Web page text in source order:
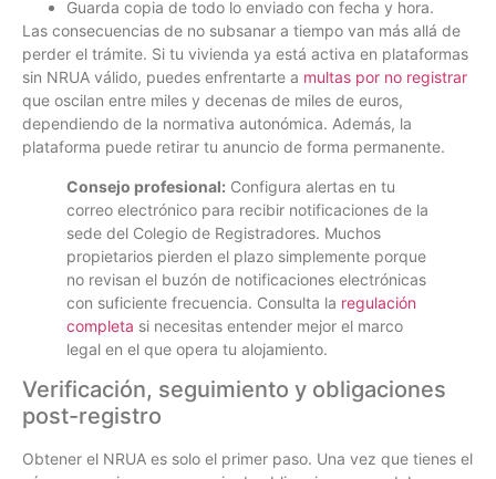
Guarda copia de todo lo enviado con fecha y hora.
Las consecuencias de no subsanar a tiempo van más allá de
perder el trámite. Si tu vivienda ya está activa en plataformas
sin NRUA válido, puedes enfrentarte a multas por no registrar
que oscilan entre miles y decenas de miles de euros,
dependiendo de la normativa autonómica. Además, la
plataforma puede retirar tu anuncio de forma permanente.
Consejo profesional: Configura alertas en tu
correo electrónico para recibir notificaciones de la
sede del Colegio de Registradores. Muchos
propietarios pierden el plazo simplemente porque
no revisan el buzón de notificaciones electrónicas
con suficiente frecuencia. Consulta la regulación
completa si necesitas entender mejor el marco
legal en el que opera tu alojamiento.
Verificación, seguimiento y obligaciones
post-registro
Obtener el NRUA es solo el primer paso. Una vez que tienes el